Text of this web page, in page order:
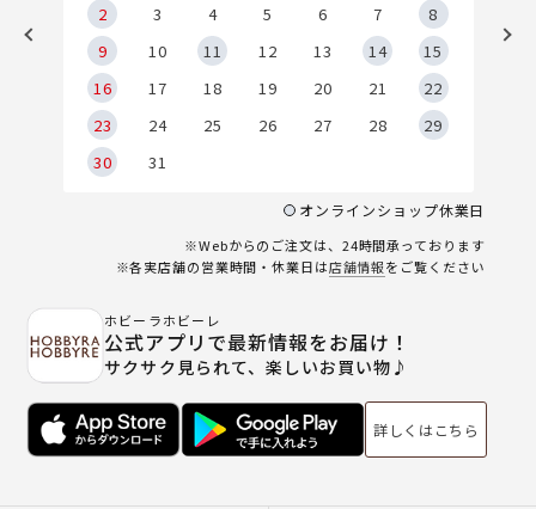
2
3 4 5 6 7
8
9
10 11 12 13 14
15
16
17 18 19 20 21
22
23
24 25 26 27 28
29
30
31
オンラインショップ休業日
※Webからのご注文は、24時間承っております
※各実店舗の営業時間・休業日は店舗情報をご覧ください
ホビーラホビーレ
公式アプリで最新情報をお届け！
サクサク見られて、楽しいお買い物♪
詳しくはこちら